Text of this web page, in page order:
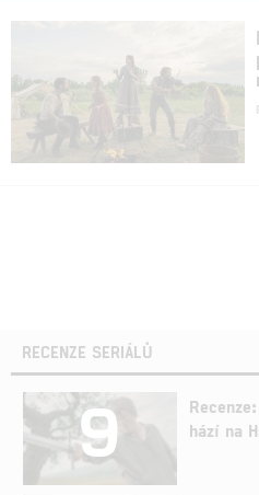
RECENZE SERIÁLŮ
9
hází na